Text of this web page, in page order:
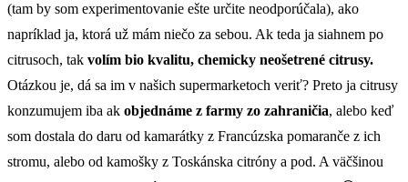
(tam by som experimentovanie ešte určite neodporúčala), ako
napríklad ja, ktorá už mám niečo za sebou. Ak teda ja siahnem po
citrusoch, tak volím bio kvalitu, chemicky neošetrené citrusy.
Otázkou je, dá sa im v našich supermarketoch veriť? Preto ja citrusy
konzumujem iba ak objednáme z farmy zo zahraničia, alebo keď
som dostala do daru od kamarátky z Francúzska pomaranče z ich
stromu, alebo od kamošky z Toskánska citróny a pod. A väčšinou